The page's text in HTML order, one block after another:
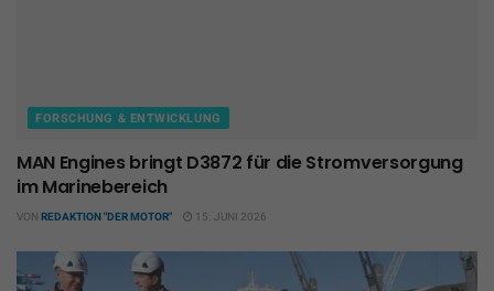
FORSCHUNG & ENTWICKLUNG
MAN Engines bringt D3872 für die Stromversorgung
im Marinebereich
VON REDAKTION "DER MOTOR" 15. JUNI 2026